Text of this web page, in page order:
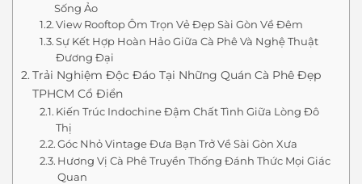
Sống Ảo
View Rooftop Ôm Trọn Vẻ Đẹp Sài Gòn Về Đêm
Sự Kết Hợp Hoàn Hảo Giữa Cà Phê Và Nghệ Thuật
Đương Đại
Trải Nghiệm Độc Đáo Tại Những Quán Cà Phê Đẹp
TPHCM Cổ Điển
Kiến Trúc Indochine Đậm Chất Tình Giữa Lòng Đô
Thị
Góc Nhỏ Vintage Đưa Bạn Trở Về Sài Gòn Xưa
Hương Vị Cà Phê Truyền Thống Đánh Thức Mọi Giác
Quan